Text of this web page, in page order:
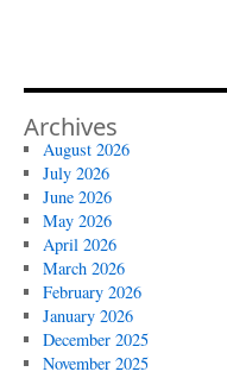
Archives
August 2026
July 2026
June 2026
May 2026
April 2026
March 2026
February 2026
January 2026
December 2025
November 2025